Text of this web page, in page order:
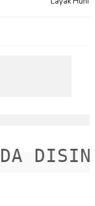
DISINI